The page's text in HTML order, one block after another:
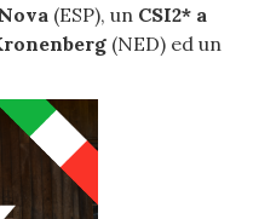
(ESP), un CSI2* a
(NED) ed un